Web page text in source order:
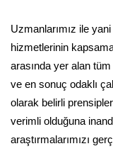
Uzmanlarımız ile
hizmetlerinin
arasında yer alan
ve en sonuç odaklı
olarak belirli
verimli olduğuna
araştırmalarımızı